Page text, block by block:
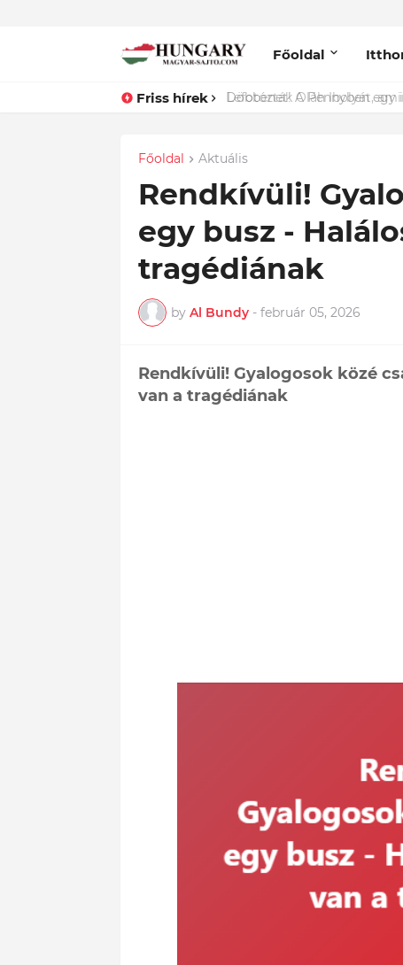
Főoldal
Friss hírek Lefotózták Oláh Ibolyát,
Főoldal Aktuális
Rendkívüli!
egy busz -
tragédiának
by Al Bundy - február 05, 2026
Rendkívüli! Gyalogosok közé
van a tragédiának